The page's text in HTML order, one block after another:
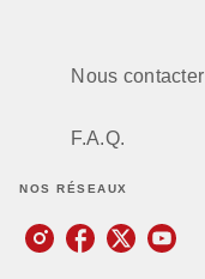
Nous contacter
F.A.Q.
NOS RÉSEAUX